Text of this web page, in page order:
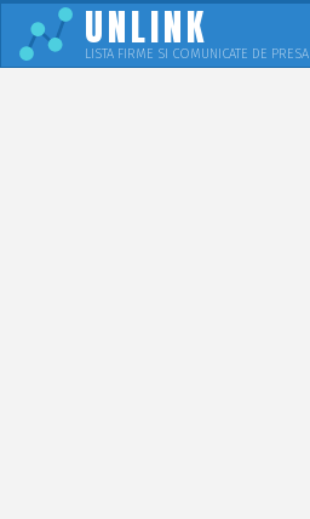
UNLINK
LISTA FIRME SI COMUNICATE DE PRESA